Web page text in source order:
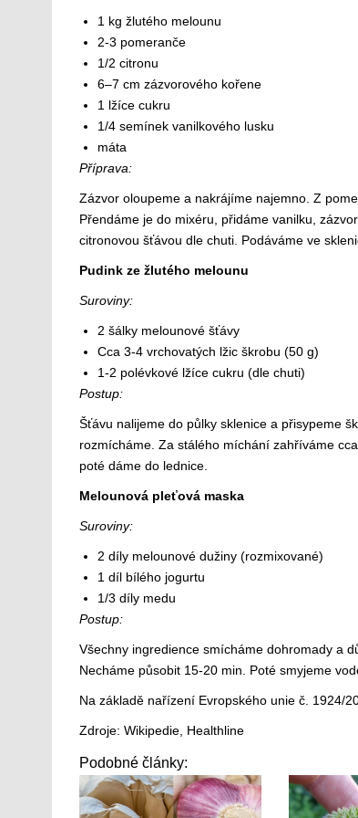
1 kg žlutého melounu
2-3 pomeranče
1/2 citronu
6–7 cm zázvorového kořene
1 lžíce cukru
1/4 semínek vanilkového lusku
máta
Příprava:
Zázvor oloupeme a nakrájíme najemno. Z
Přendáme je do mixéru, přidáme vanilku,
citronovou šťávou dle chuti. Podáváme ve
Pudink ze žlutého melounu
Suroviny:
2 šálky melounové šťávy
Cca 3-4 vrchovatých lžic škrobu (50 g)
1-2 polévkové lžíce cukru (dle chuti)
Postup:
Šťávu nalijeme do půlky sklenice a přisypeme
rozmícháme. Za stálého míchání zahříváme
poté dáme do lednice.
Melounová pleťová maska
Suroviny:
2 díly melounové dužiny (rozmixované)
1 díl bílého jogurtu
1/3 díly medu
Postup:
Všechny ingredience smícháme dohromady a
Necháme působit 15-20 min. Poté smyjeme
Na základě nařízení Evropského unie č. 1924/
Zdroje: Wikipedie, Healthline
Podobné články: